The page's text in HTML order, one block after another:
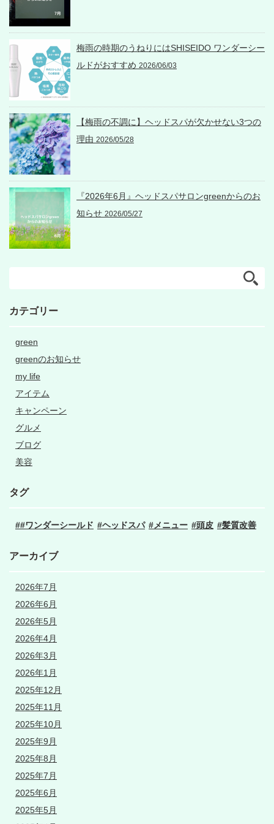
梅雨の時期のうねりにはSHISEIDO ワンダーシー
ルドがおすすめ 2026/06/03
【梅雨の不調に】ヘッドスパが欠かせない3つの
理由 2026/05/28
『2026年6月』ヘッドスパサロンgreenからのお
知らせ 2026/05/27
カテゴリー
green
greenのお知らせ
my life
アイテム
キャンペーン
グルメ
ブログ
美容
タグ
#ワンダーシールド ヘッドスパ メニュー 頭皮 髪質改善
アーカイブ
2026年7月
2026年6月
2026年5月
2026年4月
2026年3月
2026年1月
2025年12月
2025年11月
2025年10月
2025年9月
2025年8月
2025年7月
2025年6月
2025年5月